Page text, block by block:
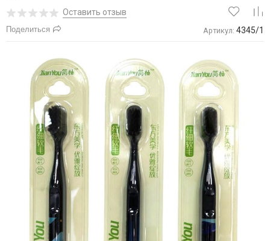
Оставить отзыв
Поделиться Артикул: 4345/1